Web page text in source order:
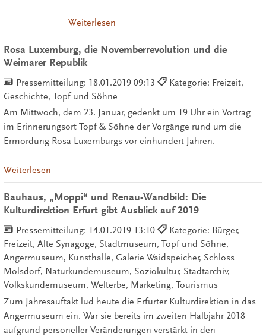
Weiterlesen
Rosa Luxemburg, die Novemberrevolution und die
Weimarer Republik
Pressemitteilung: 18.01.2019 09:13
Kategorie: Freizeit,
Geschichte, Topf und Söhne
Am Mittwoch, dem 23. Januar, gedenkt um 19 Uhr ein Vortrag
im Erinnerungsort Topf & Söhne der Vorgänge rund um die
Ermordung Rosa Luxemburgs vor einhundert Jahren.
Weiterlesen
Bauhaus, „Moppi“ und Renau-Wandbild: Die
Kulturdirektion Erfurt gibt Ausblick auf 2019
Pressemitteilung: 14.01.2019 13:10
Kategorie: Bürger,
Freizeit, Alte Synagoge, Stadtmuseum, Topf und Söhne,
Angermuseum, Kunsthalle, Galerie Waidspeicher, Schloss
Molsdorf, Naturkundemuseum, Soziokultur, Stadtarchiv,
Volkskundemuseum, Welterbe, Marketing, Tourismus
Zum Jahresauftakt lud heute die Erfurter Kulturdirektion in das
Angermuseum ein. War sie bereits im zweiten Halbjahr 2018
aufgrund personeller Veränderungen verstärkt in den